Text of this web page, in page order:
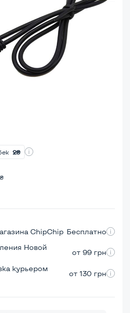
2₴
₴
ChipChip Бесплатно
Новой
от 99 грн
курьером
от 130 грн